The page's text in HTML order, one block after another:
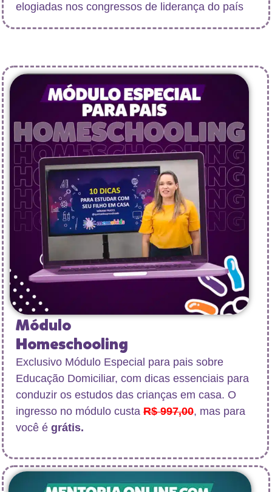
elogiadas nos congressos de liderança do país
Módulo
Homeschooling
Exclusivo Módulo Especial para pais sobre
Educação Domiciliar, com dicas essenciais para
conduzir os estudos das crianças em casa. O
ingresso no módulo custa R$ 997,00, mas para
você é grátis.